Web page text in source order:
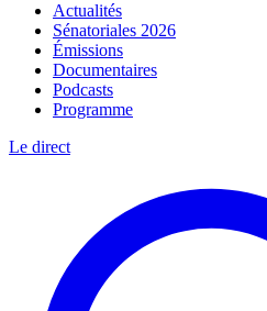
Actualités
Sénatoriales 2026
Émissions
Documentaires
Podcasts
Programme
Le direct